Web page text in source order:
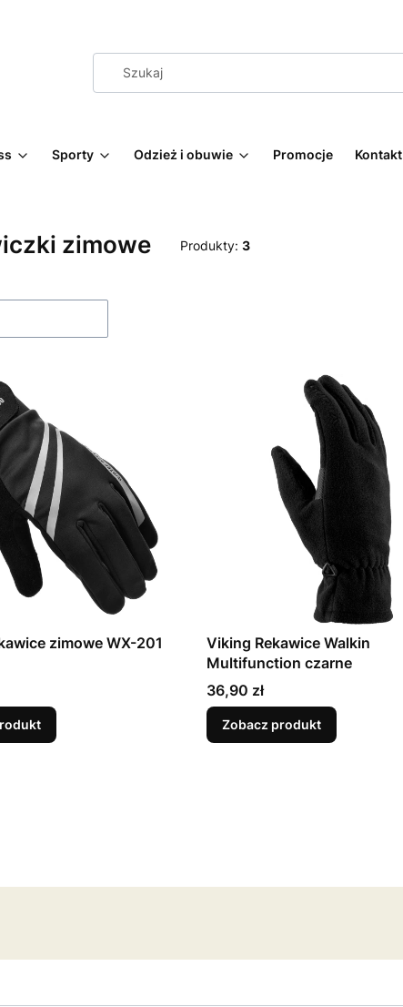
Sporty Odzież i obuwie Promocje Kontakt
zimowe Produkty: 3
zimowe WX-201
Viking Rekawice Walkin
Multifunction czarne
Cena
36,90 zł
Zobacz produkt